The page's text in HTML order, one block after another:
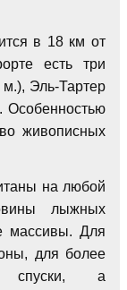
в 18 км от
есть три
Эль-Тартер
Особенностью
живописных
на любой
лыжных
массивы. Для
для более
спуски, а